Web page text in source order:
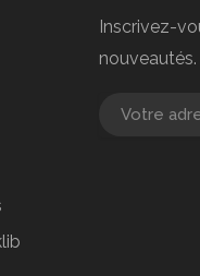
Inscrivez-
nouveautés.